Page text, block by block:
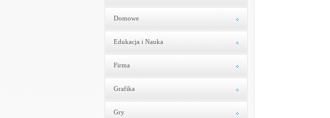
Domowe
Edukacja i Nauka
Firma
Grafika
Gry